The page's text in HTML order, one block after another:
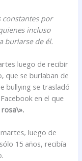
constantes por
incluso
burlarse de él.
luego de recibir
que se burlaban de
bullying se trasladó
en el que
luego de
15 años, recibía